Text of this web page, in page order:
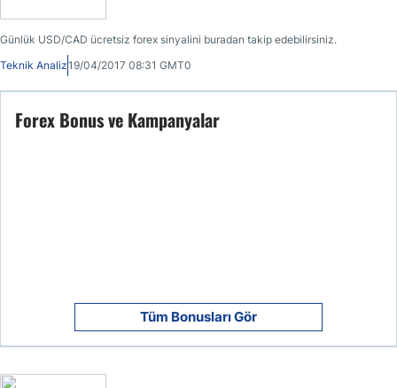
Günlük USD/CAD ücretsiz forex sinyalini buradan takip edebilirsiniz.
Teknik Analiz19/04/2017 08:31 GMT0
Forex Bonus ve Kampanyalar
Tüm Bonusları Gör